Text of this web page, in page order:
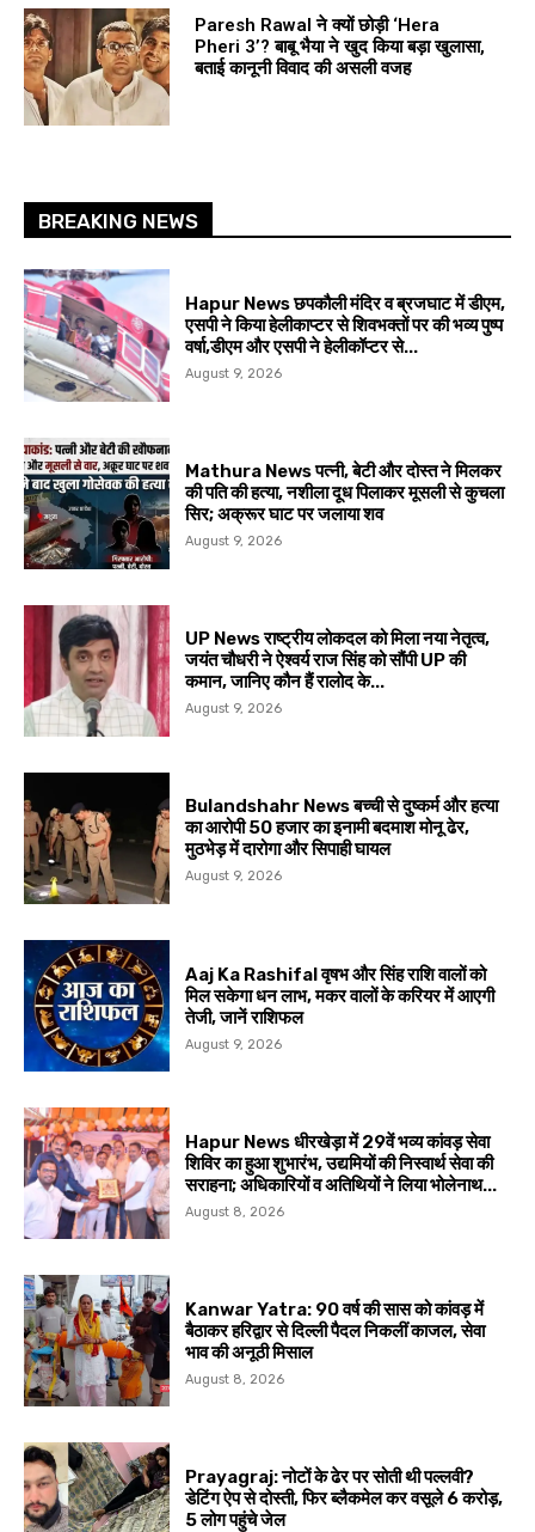
Paresh Rawal ने क्यों छोड़ी ‘Hera
Pheri 3’? बाबू भैया ने खुद किया बड़ा खुलासा,
बताई कानूनी विवाद की असली वजह
BREAKING NEWS
Hapur News छपकौली मंदिर व ब्रजघाट में डीएम,
एसपी ने किया हेलीकाप्टर से शिवभक्तों पर की भव्य पुष्प
वर्षा,डीएम और एसपी ने हेलीकॉप्टर से...
August 9, 2026
Mathura News पत्नी, बेटी और दोस्त ने मिलकर
की पति की हत्या, नशीला दूध पिलाकर मूसली से कुचला
सिर; अक्रूर घाट पर जलाया शव
August 9, 2026
UP News राष्ट्रीय लोकदल को मिला नया नेतृत्व,
जयंत चौधरी ने ऐश्वर्य राज सिंह को सौंपी UP की
कमान, जानिए कौन हैं रालोद के...
August 9, 2026
Bulandshahr News बच्ची से दुष्कर्म और हत्या
का आरोपी 50 हजार का इनामी बदमाश मोनू ढेर,
मुठभेड़ में दारोगा और सिपाही घायल
August 9, 2026
Aaj Ka Rashifal वृषभ और सिंह राशि वालों को
मिल सकेगा धन लाभ, मकर वालों के करियर में आएगी
तेजी, जानें राशिफल
August 9, 2026
Hapur News धीरखेड़ा में 29वें भव्य कांवड़ सेवा
शिविर का हुआ शुभारंभ, उद्यमियों की निस्वार्थ सेवा की
सराहना; अधिकारियों व अतिथियों ने लिया भोलेनाथ...
August 8, 2026
Kanwar Yatra: 90 वर्ष की सास को कांवड़ में
बैठाकर हरिद्वार से दिल्ली पैदल निकलीं काजल, सेवा
भाव की अनूठी मिसाल
August 8, 2026
Prayagraj: नोटों के ढेर पर सोती थी पल्लवी?
डेटिंग ऐप से दोस्ती, फिर ब्लैकमेल कर वसूले ₹6 करोड़,
5 लोग पहुंचे जेल